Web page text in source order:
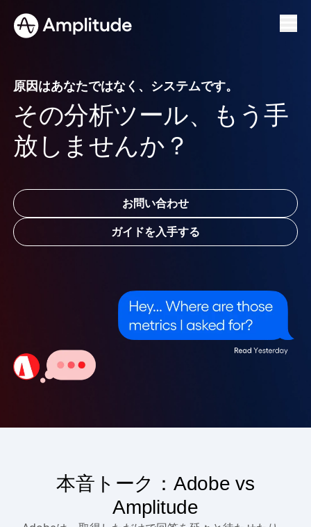
原因はあなたではなく、システムです。
その分析ツール、もう手
お問い合わせ
本音トーク：Adobe vs
See the speedrun